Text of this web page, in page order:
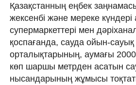
Қазақстанның еңбек
жексенбі және мереке күндері
супермаркеттері мен
қоспағанда, сауда ойын-сауық
орталықтарының, аумағы
көп шаршы метрден асатын
нысандарының жұмысы